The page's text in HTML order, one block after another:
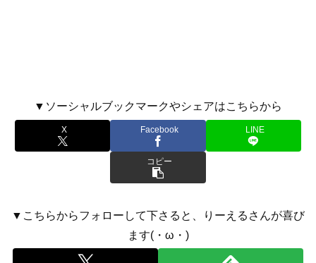
▼ソーシャルブックマークやシェアはこちらから
X Facebook LINE
コピー
▼こちらからフォローして下さると、りーえるさんが喜び
ます(・ω・)